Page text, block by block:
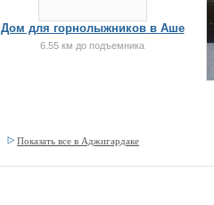
Дом для горнолыжников в Аше
6.55 км до подъемника
Показать все в Аджигардаке